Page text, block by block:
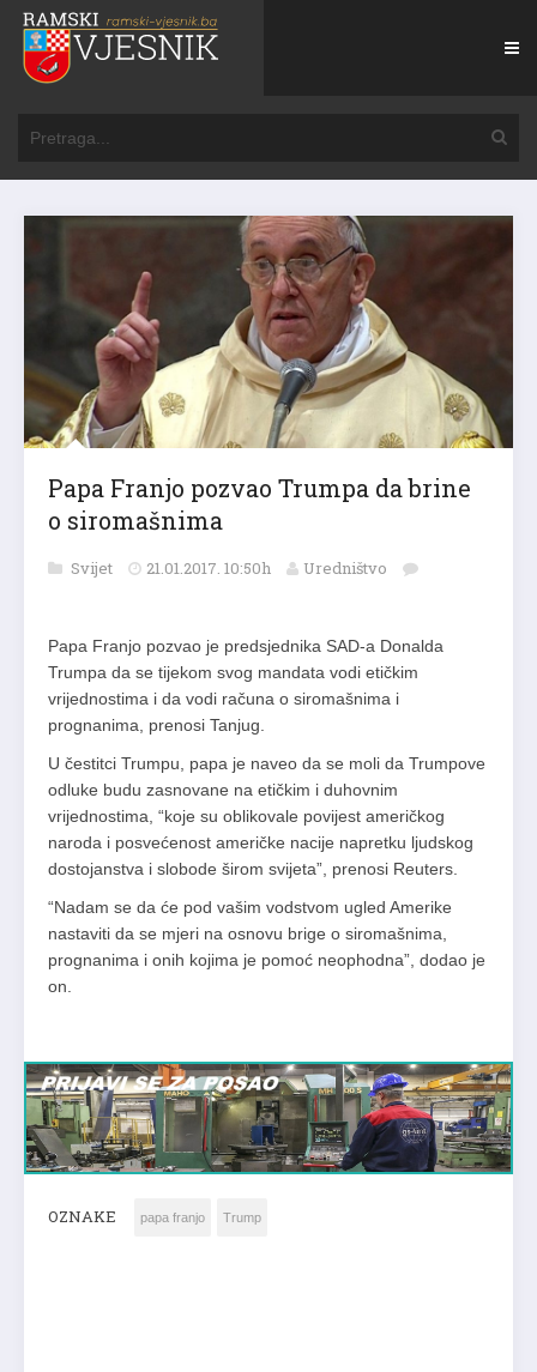
Papa Franjo pozvao Trumpa da brine
o siromašnima
Svijet 21.01.2017. 10:50h Uredništvo
Papa Franjo pozvao je predsjednika SAD-a Donalda
Trumpa da se tijekom svog mandata vodi etičkim
vrijednostima i da vodi računa o siromašnima i
prognanima, prenosi Tanjug.
U čestitci Trumpu, papa je naveo da se moli da Trumpove
odluke budu zasnovane na etičkim i duhovnim
vrijednostima, “koje su oblikovale povijest američkog
naroda i posvećenost američke nacije napretku ljudskog
dostojanstva i slobode širom svijeta”, prenosi Reuters.
“Nadam se da će pod vašim vodstvom ugled Amerike
nastaviti da se mjeri na osnovu brige o siromašnima,
prognanima i onih kojima je pomoć neophodna”, dodao je
on.
OZNAKE papa franjo Trump